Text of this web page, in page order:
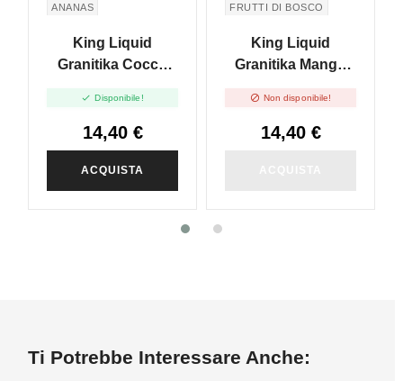
ANANAS
King Liquid
Granitika Cocco
Vape - 20ml
 Disponibile!
14,40 €
ACQUISTA
FRUTTI DI BOSCO
King Liquid
Granitika Mango
Mix And Vape -
20ml
 Non disponibile!
14,40 €
Ti Potrebbe Interessare Anche: